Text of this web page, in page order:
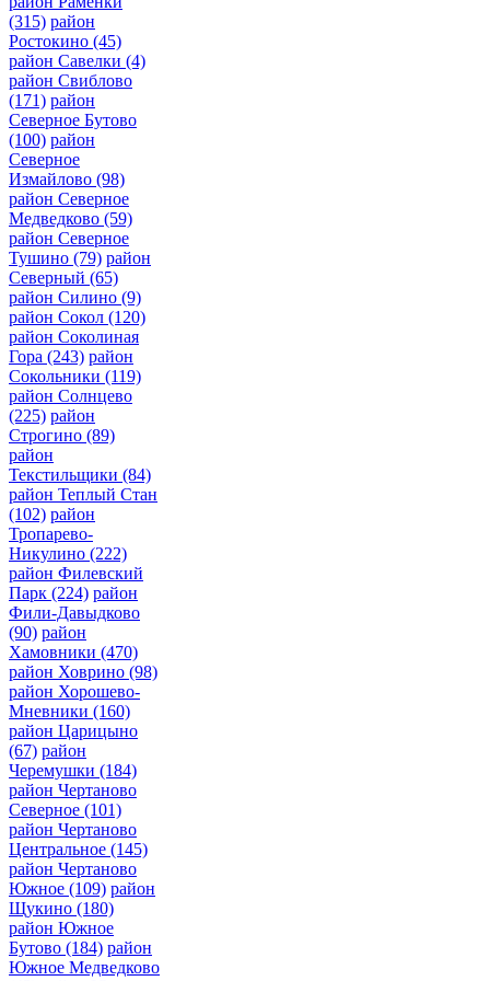
(315) район
Ростокино (45)
район Савелки (4)
район Свиблово
(171) район
Северное Бутово
(100) район
Северное
Измайлово (98)
район Северное
Медведково (59)
район Северное
Тушино (79) район
Северный (65)
район Силино (9)
район Сокол (120)
район Соколиная
Гора (243) район
Сокольники (119)
район Солнцево
(225) район
Строгино (89)
район
Текстильщики (84)
район Теплый Стан
(102) район
Тропарево-
Никулино (222)
район Филевский
Парк (224) район
Фили-Давыдково
(90) район
Хамовники (470)
район Ховрино (98)
район Хорошево-
Мневники (160)
район Царицыно
(67) район
Черемушки (184)
район Чертаново
Северное (101)
район Чертаново
Центральное (145)
район Чертаново
Южное (109) район
Щукино (180)
район Южное
Бутово (184) район
Южное Медведково